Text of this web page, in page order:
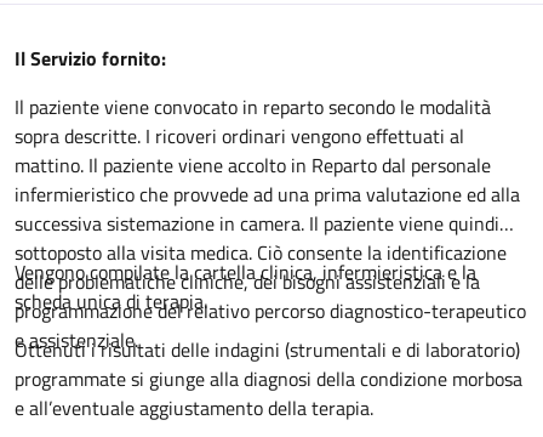
Descrizione
Il Servizio fornito:
Il paziente viene convocato in reparto secondo le modalità
sopra descritte. I ricoveri ordinari vengono effettuati al
mattino. Il paziente viene accolto in Reparto dal personale
infermieristico che provvede ad una prima valutazione ed alla
successiva sistemazione in camera. Il paziente viene quindi
sottoposto alla visita medica. Ciò consente la identificazione
delle problematiche cliniche, dei bisogni assistenziali e la
programmazione del relativo percorso diagnostico-terapeutico
e assistenziale.
Vengono compilate la cartella clinica, infermieristica e la
scheda unica di terapia.
Ottenuti i risultati delle indagini (strumentali e di laboratorio)
programmate si giunge alla diagnosi della condizione morbosa
e all’eventuale aggiustamento della terapia.